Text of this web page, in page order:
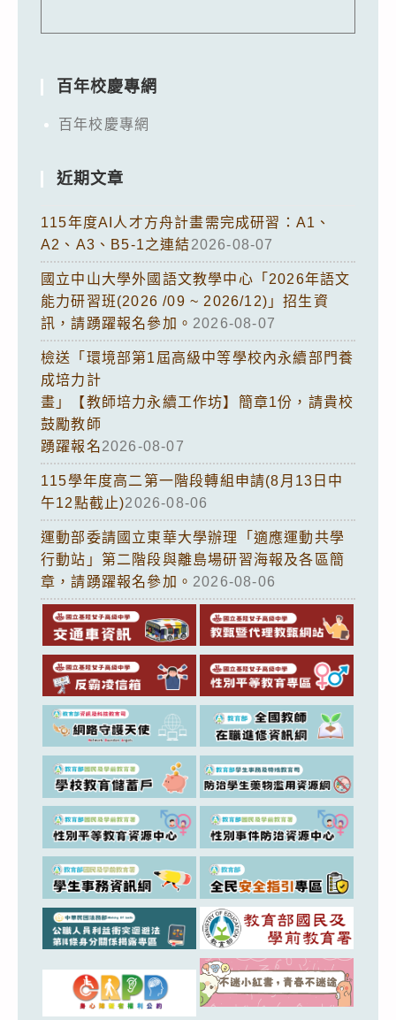
百年校慶專網
百年校慶專網
近期文章
115年度AI人才方舟計畫需完成研習：A1、
A2、A3、B5-1之連結2026-08-07
國立中山大學外國語文教學中心「2026年語文
能力研習班(2026 /09 ~ 2026/12)」招生資
訊，請踴躍報名參加。 2026-08-07
檢送「環境部第1屆高級中等學校內永續部門養
成培力計
畫」【教師培力永續工作坊】簡章1份，請貴校
鼓勵教師
踴躍報名2026-08-07
115學年度高二第一階段轉組申請(8月13日中
午12點截止)2026-08-06
運動部委請國立東華大學辦理「適應運動共學
行動站」第二階段與離島場研習海報及各區簡
章，請踴躍報名參加。 2026-08-06